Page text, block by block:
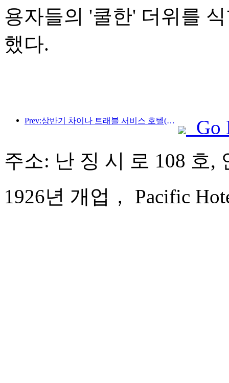
용자들의 '쿨한' 더위를
했다.
Prev:상반기 차이나 트래블 서비스 호텔(China Travel Service Hotels) 본토 호텔의 외국인 손님 수는 전년 동기 대비 67% 증가했다.
Go
주소: 난 징 시 로 108 호,
1926년 개업， Pacific